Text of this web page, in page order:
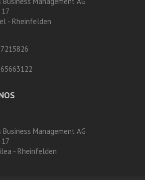
- Rheinfelden
Management AG
- Rheinfelden